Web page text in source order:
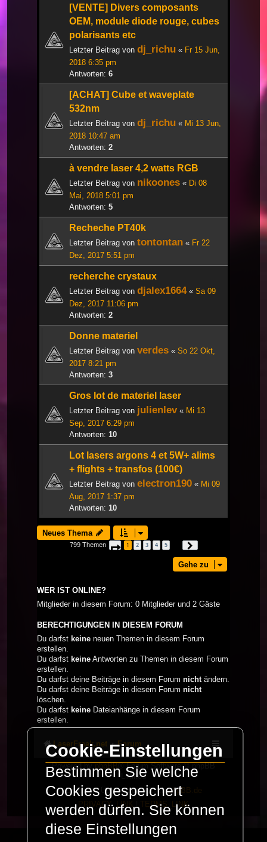
[VENTE] Divers composants
OEM, module diode rouge, cubes
polarisants etc
Letzter Beitrag von dj_richu « Fr 15 Jun,
2018 6:35 pm
Antworten: 6
[ACHAT] Cube et waveplate
532nm
Letzter Beitrag von dj_richu « Mi 13 Jun,
2018 10:47 am
Antworten: 2
à vendre laser 4,2 watts RGB
Letzter Beitrag von nikoones « Di 08
Mai, 2018 5:01 pm
Antworten: 5
Recheche PT40k
Letzter Beitrag von tontontan « Fr 22
Dez, 2017 5:51 pm
recherche crystaux
Letzter Beitrag von djalex1664« Sa 09
Dez, 2017 11:06 pm
Antworten: 2
Donne materiel
Letzter Beitrag von verdes « So 22 Okt,
2017 8:21 pm
Antworten: 3
Gros lot de materiel laser
Letzter Beitrag von julienlev« Mi 13
Sep, 2017 6:29 pm
Antworten: 10
Lot lasers argons 4 et 5W+ alims
+ flights + transfos (100€)
Letzter Beitrag von electron190 « Mi 09
Aug, 2017 1:37 pm
Antworten: 10
Neues Thema
799 Themen Seite 1von 27
1 2 3 4 5
Gehe zu
WER IST ONLINE?
Mitglieder in diesem Forum: 0 Mitglieder und 2 Gäste
BERECHTIGUNGEN IN DIESEM FORUM
Du darfst keine neuen Themen in diesem Forum
erstellen.
Du darfst keine Antworten zu Themen in diesem Forum
erstellen.
Du darfst deine Beiträge in diesem Forum nichtändern.
Du darfst deine Beiträge in diesem Forum nicht
löschen.
Du darfst keine Dateianhänge in diesem Forum
erstellen.
LaserFreak.net Forum
Powered by phpBB
® Forum Software © phpBB
Limited
Deutsche Übersetzung durchphpBB.de
PRIVACY_LINK
TERMS_LINK
Cookie-Einstellungen
Bestimmen Sie welche
Cookies gespeichert
werden dürfen. Sie können
diese Einstellungen